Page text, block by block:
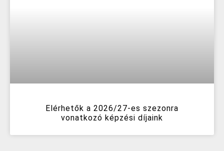
Elérhetők a 2026/27-es szezonra
vonatkozó képzési díjaink